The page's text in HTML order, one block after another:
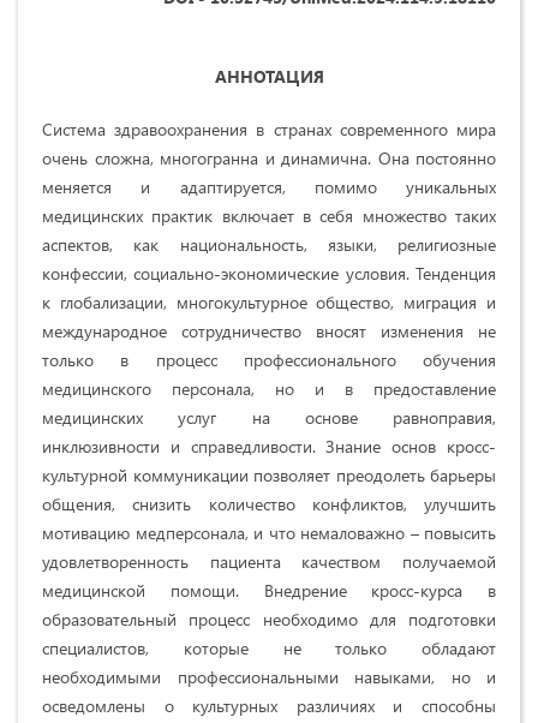
АННОТАЦИЯ
Система здравоохранения в странах современного мира
очень сложна, многогранна и динамична. Она постоянно
меняется и адаптируется, помимо уникальных
медицинских практик включает в себя множество таких
аспектов, как национальность, языки, религиозные
конфессии, социально-экономические условия. Тенденция
к глобализации, многокультурное общество, миграция и
международное сотрудничество вносят изменения не
только в процесс профессионального обучения
медицинского персонала, но и в предоставление
медицинских услуг на основе равноправия,
инклюзивности и справедливости. Знание основ кросс-
культурной коммуникации позволяет преодолеть барьеры
общения, снизить количество конфликтов, улучшить
мотивацию медперсонала, и что немаловажно – повысить
удовлетворенность пациента качеством получаемой
медицинской помощи. Внедрение кросс-курса в
образовательный процесс необходимо для подготовки
специалистов, которые не только обладают
необходимыми профессиональными навыками, но и
осведомлены о культурных различиях и способны